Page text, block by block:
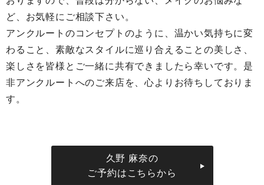
ど、お気軽にご相談下さい。
アンクルートのコンセプトのように、温かい気持ちに変
わること、素敵なスタイルに巡り合えることの美しさ、
楽しさを皆様とご一緒に共有できましたら幸いです。是
非アンクルートへのご来店を、心よりお待ちしておりま
す。
久野 麻奈の
ご予約はこちらから